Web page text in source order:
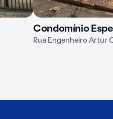
Condomínio
Rua Engenheiro Artur